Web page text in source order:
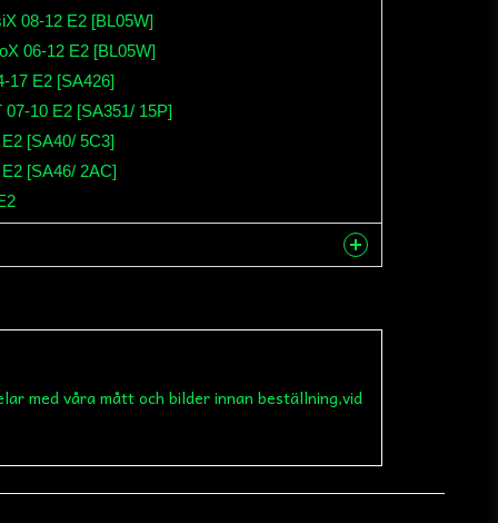
08-12 E2 [BL05W]
06-12 E2 [BL05W]
17 E2 [SA426]
10 E2 [SA351/ 15P]
[SA40/ 5C3]
[SA46/ 2AC]
email
med våra mått och bilder innan beställning,vid